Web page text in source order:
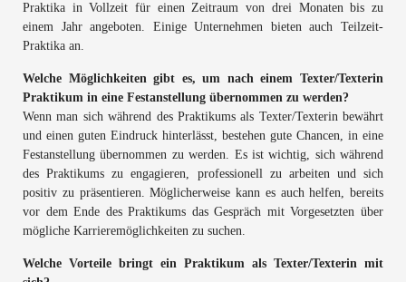
Praktika in Vollzeit für einen Zeitraum von drei Monaten bis zu
einem Jahr angeboten. Einige Unternehmen bieten auch Teilzeit-
Praktika an.
Welche Möglichkeiten gibt es, um nach einem Texter/Texterin
Praktikum in eine Festanstellung übernommen zu werden?
Wenn man sich während des Praktikums als Texter/Texterin bewährt
und einen guten Eindruck hinterlässt, bestehen gute Chancen, in eine
Festanstellung übernommen zu werden. Es ist wichtig, sich während
des Praktikums zu engagieren, professionell zu arbeiten und sich
positiv zu präsentieren. Möglicherweise kann es auch helfen, bereits
vor dem Ende des Praktikums das Gespräch mit Vorgesetzten über
mögliche Karrieremöglichkeiten zu suchen.
Welche Vorteile bringt ein Praktikum als Texter/Texterin mit